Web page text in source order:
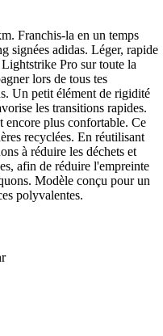
Franchis-la en un temps
signées adidas. Léger, rapide
Pro sur toute la
lors de tous tes
Un petit élément de rigidité
les transitions rapides.
encore plus confortable. Ce
recyclées. En réutilisant
à réduire les déchets et
afin de réduire l'empreinte
Modèle conçu pour un
polyvalentes.